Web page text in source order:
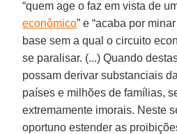
“quem age o faz em vista de
econômico” e “acaba por
base sem a qual o circuito
se paralisar. (...) Quando
possam derivar substanciais
países e milhões de famílias,
extremamente imorais. Neste
oportuno estender as